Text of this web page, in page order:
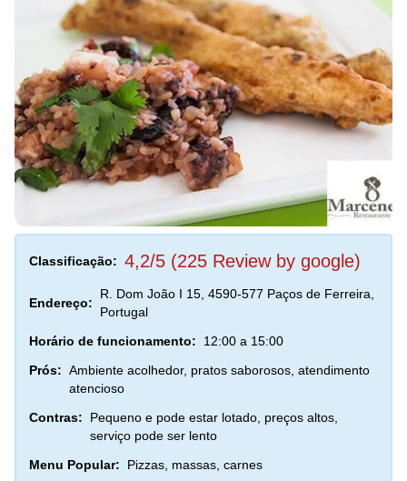
Classificação: 4,2/5 (225 Review by google)
Endereço:
R. Dom João I 15, 4590-577 Paços de Ferreira,
Portugal
Horário de funcionamento:
12:00 a 15:00
Prós: Ambiente acolhedor, pratos saborosos, atendimento
atencioso
Contras:
Pequeno e pode estar lotado, preços altos,
serviço pode ser lento
Menu Popular:
Pizzas, massas, carnes